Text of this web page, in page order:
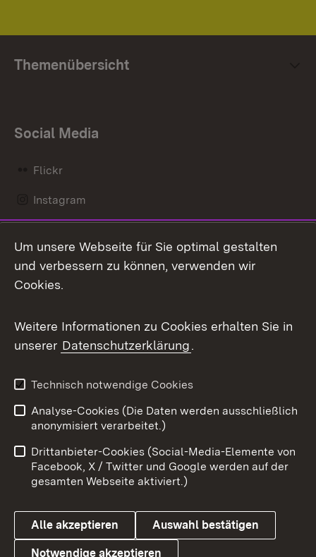
Themenübersicht
Social Media
Flickr
Instagram
Mastodon
Messenger
Social Wall
X / Twitter
Youtube
Benutzungshinweise
Barrierefreiheit
Datenschutz
Cookies
Um unsere Webseite für Sie optimal gestalten
und verbessern zu können, verwenden wir
Cookies.
Weitere Informationen zu Cookies erhalten Sie in
unserer Datenschutzerklärung.
Technisch notwendige Cookies
Analyse-Cookies (Die Daten werden ausschließlich
anonymisiert verarbeitet.)
Drittanbieter-Cookies (Social-Media-Elemente von
Facebook, X / Twitter und Google werden auf der
gesamten Webseite aktiviert.)
Alle akzeptieren Auswahl bestätigen
Notwendige akzeptieren